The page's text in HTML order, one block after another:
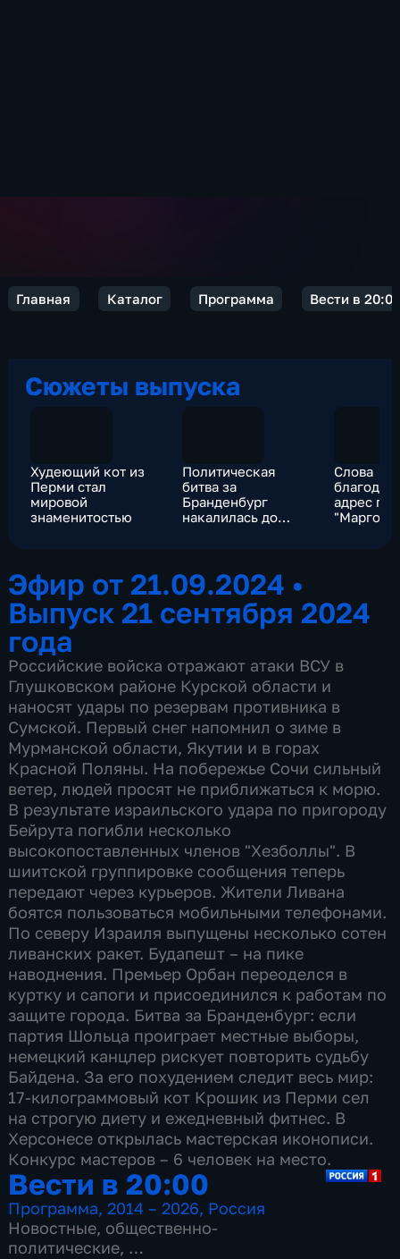
Главная Каталог Программа Вести в 20:00
Сюжеты выпуска
Худеющий кот из
Перми стал
мировой
знаменитостью
Политическая
битва за
Бранденбург
накалилась до
Слова
адрес
"Марго"
Эфир от 21.09.2024 •
Выпуск 21 сентября 2024
года
Российские войска отражают атаки ВСУ в
Глушковском районе Курской области и
наносят удары по резервам противника в
Сумской. Первый снег напомнил о зиме в
Мурманской области, Якутии и в горах
Красной Поляны. На побережье Сочи сильный
ветер, людей просят не приближаться к морю.
В результате израильского удара по пригороду
Бейрута погибли несколько
высокопоставленных членов "Хезболлы". В
шиитской группировке сообщения теперь
передают через курьеров. Жители Ливана
боятся пользоваться мобильными телефонами.
По северу Израиля выпущены несколько сотен
ливанских ракет. Будапешт – на пике
наводнения. Премьер Орбан переоделся в
куртку и сапоги и присоединился к работам по
защите города. Битва за Бранденбург: если
партия Шольца проиграет местные выборы,
немецкий канцлер рискует повторить судьбу
Байдена. За его похудением следит весь мир:
17-килограммовый кот Крошик из Перми сел
на строгую диету и ежедневный фитнес. В
Херсонесе открылась мастерская иконописи.
Конкурс мастеров – 6 человек на место.
Вести в 20:00
Программа,2014 – 2026, Россия
Новостные, общественно-
политические,